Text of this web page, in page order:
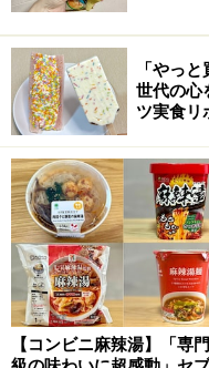
生地から飛び出すほど
ファミリーマートの
いブリオッシュ生地
ンド。生地とクリー
バターを配合しており
「やっ
世代の心
ツ実食リ
【コンビニ麻辣湯】「専